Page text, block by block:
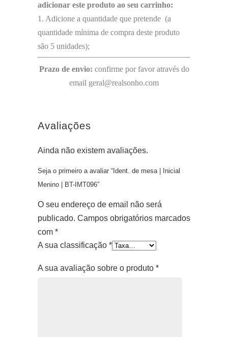
adicionar este produto ao seu carrinho:
1. Adicione a quantidade que pretende (a
quantidade mínima de compra deste produto
são 5 unidades);
Prazo de envio: confirme por favor através do
email geral@realsonho.com
Avaliações
Ainda não existem avaliações.
Seja o primeiro a avaliar “Ident. de mesa | Inicial
Menino | BT-IMT096”
O seu endereço de email não será
publicado. Campos obrigatórios marcados
com *
A sua classificação *
A sua avaliação sobre o produto *